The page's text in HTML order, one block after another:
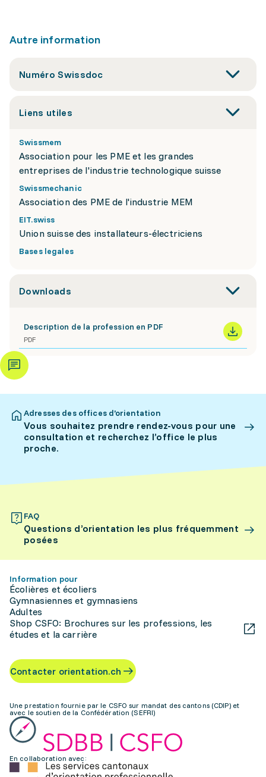
Autre information
Numéro Swissdoc
Liens utiles
Swissmem
Association pour les PME et les grandes
entreprises de l'industrie technologique suisse
Swissmechanic
Association des PME de l'industrie MEM
EIT.swiss
Union suisse des installateurs-électriciens
Bases legales
Downloads
Description de la profession en PDF
PDF
Adresses des offices d’orientation
Vous souhaitez prendre rendez-vous pour une
consultation et recherchez l’office le plus
proche.
FAQ
Questions d’orientation les plus fréquemment
posées
Information pour
Écolières et écoliers
Gymnasiennes et gymnasiens
Adultes
Shop CSFO: Brochures sur les professions, les
études et la carrière
Contacter orientation.ch
Une prestation fournie par le CSFO sur mandat des cantons (CDIP) et
avec le soutien de la Confédération (SEFRI)
En collaboration avec: